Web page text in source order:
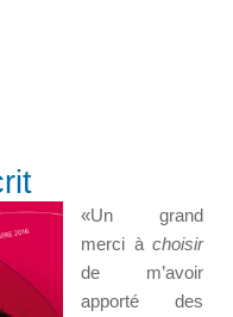
«Un grand
merci à choisir
de m’avoir
apporté des